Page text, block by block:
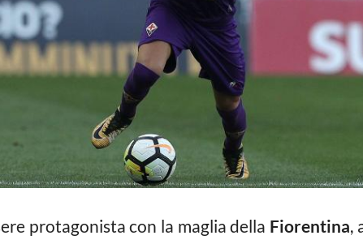
protagonista con la maglia della Fiorentina,